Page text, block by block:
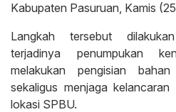
Kabupaten Pasuruan, Kamis
Langkah tersebut
terjadinya penumpukan
melakukan pengisian
sekaligus menjaga
lokasi SPBU.